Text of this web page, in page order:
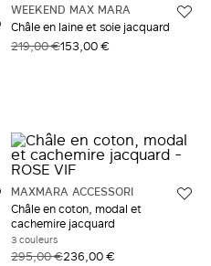
WEEKEND MAX MARA
Châle en laine et soie jacquard
219,00 €153,00 €
MAXMARA ACCESSORI
Châle en coton, modal et
cachemire jacquard
3 couleurs
295,00 €236,00 €